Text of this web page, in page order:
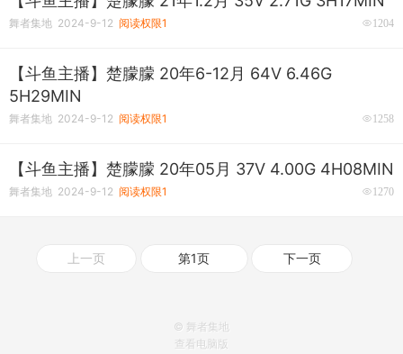
舞者集地 2024-9-12 阅读权限1 1204
【斗鱼主播】楚朦朦 20年6-12月 64V 6.46G
5H29MIN
舞者集地 2024-9-12 阅读权限1 1258
【斗鱼主播】楚朦朦 20年05月 37V 4.00G 4H08MIN
舞者集地 2024-9-12 阅读权限1 1270
上一页 第1页 下一页
© 舞者集地
查看电脑版